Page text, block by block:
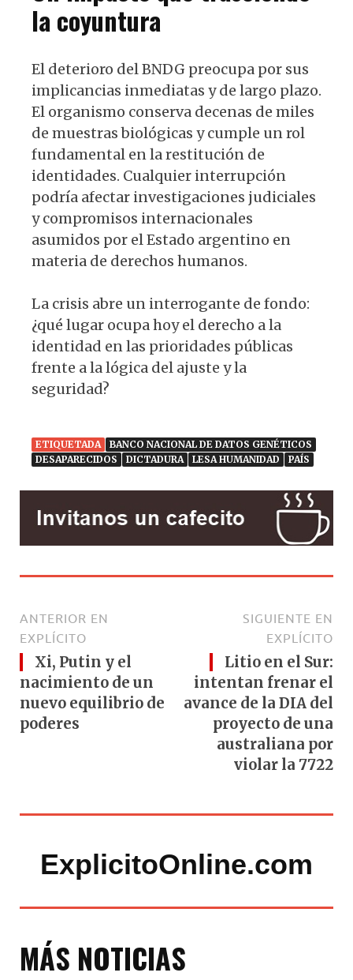
la coyuntura
El deterioro del BNDG preocupa por sus
implicancias inmediatas y de largo plazo.
El organismo conserva decenas de miles
de muestras biológicas y cumple un rol
fundamental en la restitución de
identidades. Cualquier interrupción
podría afectar investigaciones judiciales
y compromisos internacionales
asumidos por el Estado argentino en
materia de derechos humanos.
La crisis abre un interrogante de fondo:
¿qué lugar ocupa hoy el derecho a la
identidad en las prioridades públicas
frente a la lógica del ajuste y la
seguridad?
ETIQUETADA
BANCO NACIONAL DE DATOS GENÉTICOS
DESAPARECIDOS
DICTADURA LESA HUMANIDAD PAÍS
ANTERIOR EN
EXPLÍCITO
Xi, Putin y el
nacimiento de un
nuevo equilibrio de
poderes
SIGUIENTE EN
EXPLÍCITO
Litio en el Sur:
intentan frenar el
avance de la DIA del
proyecto de una
australiana por
violar la 7722
ExplicitoOnline.com
MÁS NOTICIAS